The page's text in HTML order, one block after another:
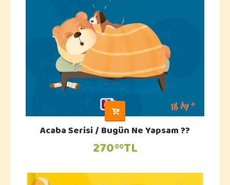
Acaba Serisi / Bugün Ne Yapsam ??
27000TL